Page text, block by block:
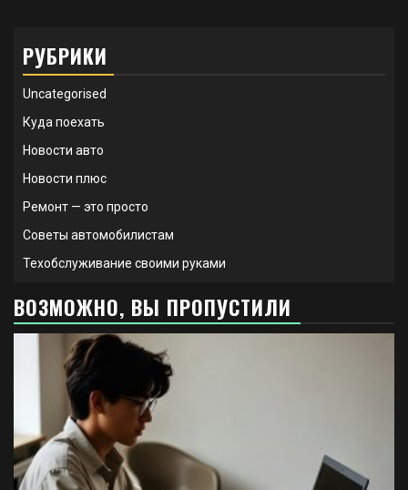
РУБРИКИ
Uncategorised
Куда поехать
Новости авто
Новости плюс
Ремонт — это просто
Советы автомобилистам
Техобслуживание своими руками
ВОЗМОЖНО, ВЫ ПРОПУСТИЛИ